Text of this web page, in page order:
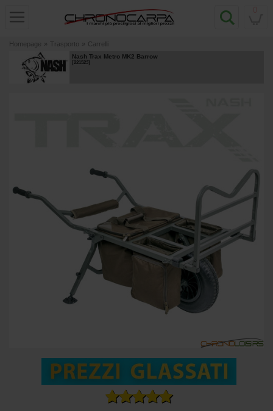
Homepage » Trasporto » Carrelli
Nash Trax Metro MK2 Barrow
[221523]